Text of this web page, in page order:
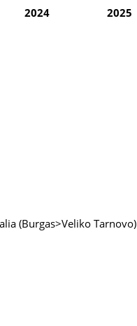
2024 2025
(Burgas>Veliko Tarnovo)